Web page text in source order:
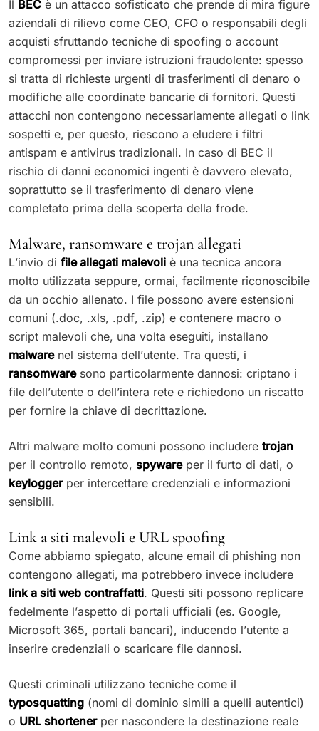
Il BEC è un attacco sofisticato che prende di mira figure
aziendali di rilievo come CEO, CFO o responsabili degli
acquisti sfruttando tecniche di spoofing o account
compromessi per inviare istruzioni fraudolente: spesso
si tratta di richieste urgenti di trasferimenti di denaro o
modifiche alle coordinate bancarie di fornitori. Questi
attacchi non contengono necessariamente allegati o link
sospetti e, per questo, riescono a eludere i filtri
antispam e antivirus tradizionali. In caso di BEC il
rischio di danni economici ingenti è davvero elevato,
soprattutto se il trasferimento di denaro viene
completato prima della scoperta della frode.
Malware, ransomware e trojan allegati
L’invio di file allegati malevoli è una tecnica ancora
molto utilizzata seppure, ormai, facilmente riconoscibile
da un occhio allenato. I file possono avere estensioni
comuni (.doc, .xls, .pdf, .zip) e contenere macro o
script malevoli che, una volta eseguiti, installano
malwarenel sistema dell’utente. Tra questi, i
ransomwaresono particolarmente dannosi: criptano i
file dell’utente o dell’intera rete e richiedono un riscatto
per fornire la chiave di decrittazione.
Altri malware molto comuni possono includere trojan
per il controllo remoto, spywareper il furto di dati, o
keyloggerper intercettare credenziali e informazioni
sensibili.
Link a siti malevoli e URL spoofing
Come abbiamo spiegato, alcune email di phishing non
contengono allegati, ma potrebbero invece includere
link a siti web contraffatti. Questi siti possono replicare
fedelmente l’aspetto di portali ufficiali (es. Google,
Microsoft 365, portali bancari), inducendo l’utente a
inserire credenziali o scaricare file dannosi.
Questi criminali utilizzano tecniche come il
typosquatting (nomi di dominio simili a quelli autentici)
o URL shortenerper nascondere la destinazione reale